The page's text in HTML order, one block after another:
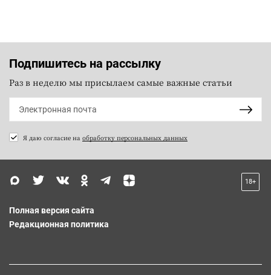
Подпишитесь на рассылку
Раз в неделю мы присылаем самые важные статьи
Я даю согласие на обработку персональных данных
18+
Полная версия сайта
Редакционная политика